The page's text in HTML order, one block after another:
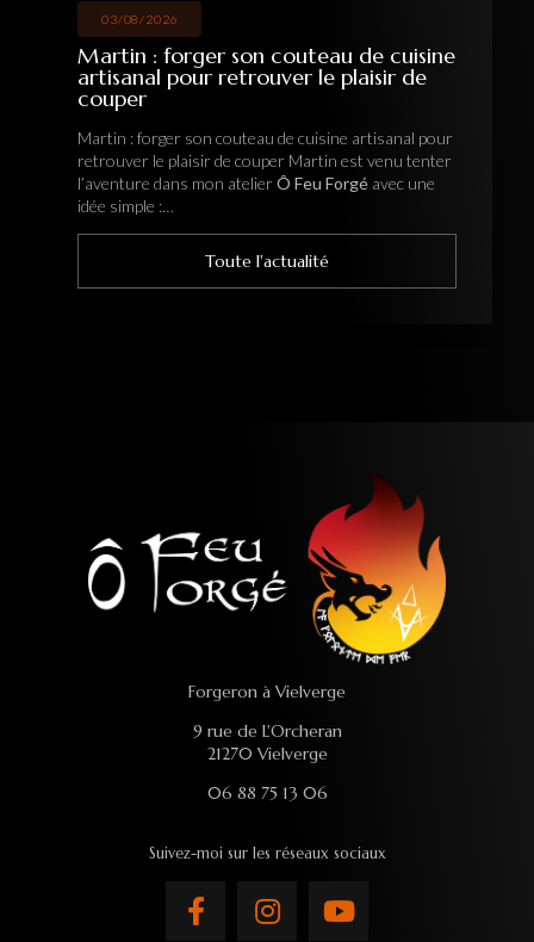
03/08/2026
Martin : forger son couteau de cuisine
artisanal pour retrouver le plaisir de
couper
Martin : forger son couteau de cuisine artisanal pour
retrouver le plaisir de couper Martin est venu tenter
l’aventure dans mon atelierÔ Feu Forgé avec une
idée simple :…
Toute l'actualité
Forgeron à Vielverge
9 rue de L'Orcheran
21270 Vielverge
06 88 75 13 06
Suivez-moi sur les réseaux sociaux